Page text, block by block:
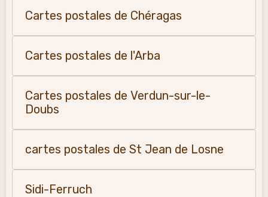
Cartes postales de Chéragas
Cartes postales de l'Arba
Cartes postales de Verdun-sur-le-
Doubs
cartes postales de St Jean de Losne
Sidi-Ferruch